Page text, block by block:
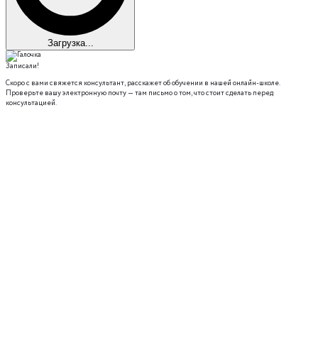
Загрузка...
Записали!
Скоро с вами свяжется консультант, расскажет об обучении в нашей онлайн-школе.
Проверьте вашу электронную почту — там письмо о том, что стоит сделать перед
консультацией.